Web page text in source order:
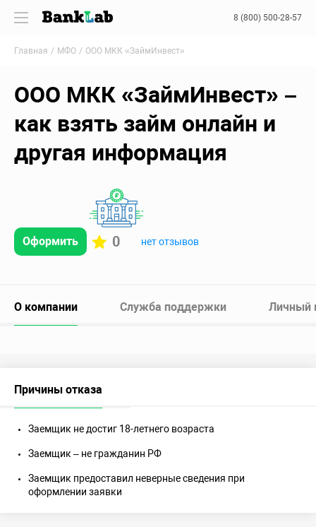
8 (800) 500-28-57
Главная МФО ООО МКК «ЗаймИнвест»
ООО МКК «ЗаймИнвест» –
как взять займ онлайн и
другая информация
Оформить 0 нет отзывов
О компании Служба поддержки Личный
Причины отказа
Заемщик не достиг 18-летнего возраста
Заемщик – не гражданин РФ
Заемщик предоставил неверные сведения при
оформлении заявки